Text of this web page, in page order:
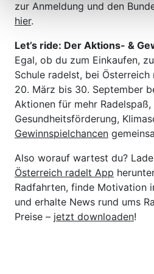
zur Anmeldung und den
hier.
Let’s ride: Der Aktions- &
Egal, ob du zum Einkaufen,
Schule radelst, bei
20. März bis 30. September
Aktionen für mehr Radelspaß,
Gesundheitsförderung,
Gewinnspielchancen
Also worauf wartest du?
Österreich radelt App
Radfahrten, finde Motivation
und erhalte News rund ums
Preise – jetzt downloaden!